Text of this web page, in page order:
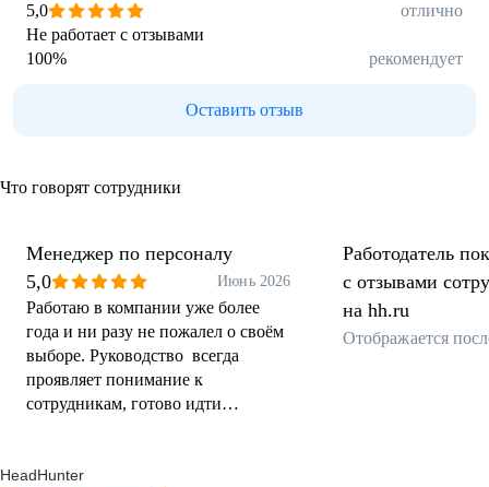
5,0
отлично
Не работает с отзывами
100% рекомендует
Оставить отзыв
Что говорят сотрудники
Менеджер по персоналу
5,0
Июнь 2026
Работаю в компании уже более
года и ни разу не пожалел о своём
выборе. Руководство всегда
проявляет понимание к
сотрудникам, готово идти
дружелюбная, все помогают друг
Работодатель
с отзывами
на hh.ru
Отображается
HeadHunter